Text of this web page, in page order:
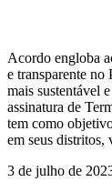
Acordo engloba
e transparente
mais sustentável
assinatura de
tem como
em seus
3 de julho de